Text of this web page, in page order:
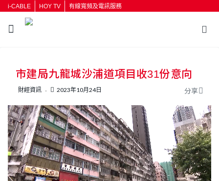
i-CABLE HOY TV 有線寬頻及電訊服務
按輸入鍵開始搜尋
市建局九龍城沙浦道項目收31份意向
財經資訊 2023年10月24日 分享